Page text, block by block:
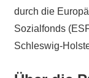
durch die
Sozialfonds
Schleswig-